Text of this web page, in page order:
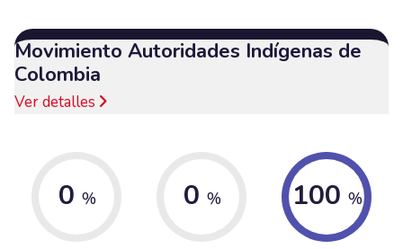
Movimiento Autoridades Indígenas de
Colombia
Ver detalles
0 % 0 % 100 %